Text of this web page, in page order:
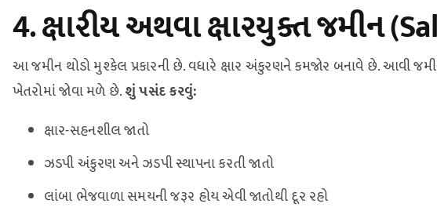
4. ક્ષારીય અથવા ક્ષારયુક્ત જમીન
આ જમીન થોડો મુશ્કેલ પ્રકારની છે. વધારે ક્ષાર અંકુરણને કમજોર બનાવે છે. આવી
ખેતરોમાં જોવા મળે છે.શું પસંદ કરવું:
ક્ષાર-સહનશીલ જાતો
ઝડપી અંકુરણ અને ઝડપી સ્થાપના કરતી જાતો
લાંબા ભેજવાળા સમયની જરૂર હોય એવી જાતોથી દૂર રહો